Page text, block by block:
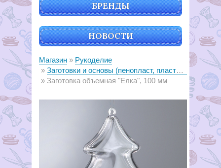
БРЕНДЫ
НОВОСТИ
Магазин
Рукоделие
Заготовки и основы (пенопласт, пластик, металл, дерево)
Заготовка объемная "Елка", 100 мм